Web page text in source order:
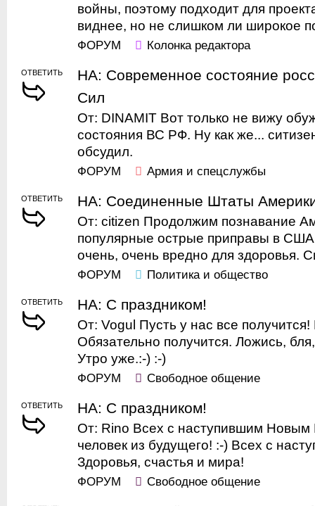
войны, поэтому подходит для
виднее, но не слишком ли широкое
ФОРУМ Колонка редактора
ОТВЕТИТЬ
НА: Современное состояние
Сил
От: DINAMIT Вот только не вижу
состояния ВС РФ. Ну как же...
обсудил.
ФОРУМ Армия и спецслужбы
ОТВЕТИТЬ НА: Соединенные Штаты
От: citizen Продолжим познавание
популярные острые приправы в
очень, очень вредно для здоровья.
ФОРУМ Политика и общество
ОТВЕТИТЬ НА: С праздником!
От: Vogul Пусть у нас все
Обязательно получится. Ложись,
Утро уже.:-) :-)
ФОРУМ Свободное общение
ОТВЕТИТЬ НА: С праздником!
От: Rino Всех с наступившим Новым
человек из будущего! :-) Всех с
Здоровья, счастья и мира!
ФОРУМ Свободное общение